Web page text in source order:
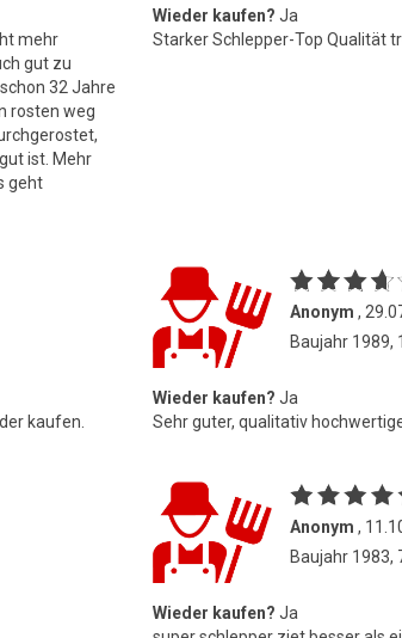
mehr
gut zu
32 Jahre
rosten weg
ist. Mehr
geht
Wieder kaufen? Ja
Starker Schlepper-Top Qualität
kaufen.
Anonym ,
Baujahr 1989,
Wieder kaufen? Ja
Sehr guter, qualitativ
Anonym ,
Baujahr 1983,
Wieder kaufen? Ja